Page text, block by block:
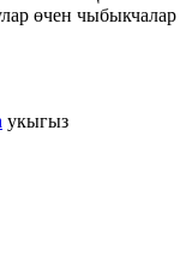
өчен чыбыкчалар
укыгыз